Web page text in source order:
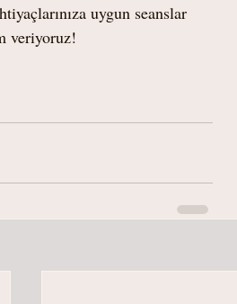
uygun seanslar
veriyoruz!